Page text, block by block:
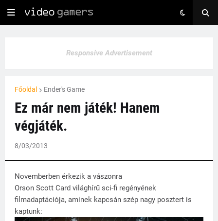
Responsive Advertisement
Főoldal Ender's Game
Ez már nem játék! Hanem
végjáték.
8/03/2013
Novemberben érkezik a vászonra
Orson Scott Card világhírű sci-fi regényének
filmadaptációja, aminek kapcsán szép nagy posztert is
kaptunk: